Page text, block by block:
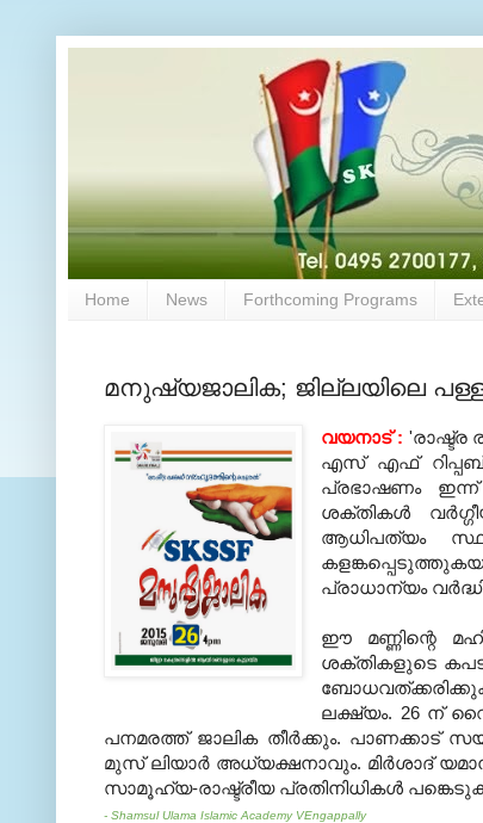
Home News Forthcoming Programs
മനുഷ്യജാലിക; ജില്ലയിലെ
വയനാട് :
എസ് എഫ്
പ്രഭാഷണം ഇന്ന്
ശക്തികള്‍
ആധിപത്യം
പ്രാധാന്യം
ഈ മണ്ണിന്റെ
ശക്തികളുടെ
ലക്ഷ്യം. 26 ന്
പനമരത്ത് ജാലിക തീര്‍ക്കും. പാണക്കാട്
മുസ് ലിയാര്‍ അധ്യക്ഷനാവും. മിര്‍ശാദ്
സാമൂഹ്യ-രാഷ്ട്രീയ പ്രതിനിധികള്‍
- Shamsul Ulama Islamic Academy VEngappally